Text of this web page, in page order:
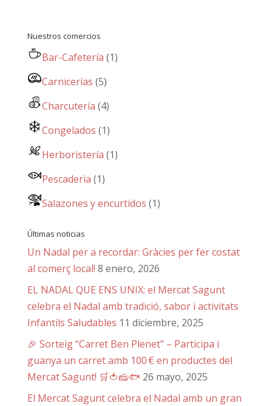
Nuestros comercios
Bar-Cafetería (1)
Carnicerías (5)
Charcutería (4)
Congelados (1)
Herboristería (1)
Pescaderia (1)
Salazones y encurtidos (1)
Últimas noticias
Un Nadal per a recordar: Gràcies per fer costat
al comerç local! 8 enero, 2026
EL NADAL QUE ENS UNIX: el Mercat Sagunt
celebra el Nadal amb tradició, sabor i activitats
Infantils Saludables 11 diciembre, 2025
🎉 Sorteig “Carret Ben Plenet” – Participa i
guanya un carret amb 100 € en productes del
Mercat Sagunt! 🛒🍅🧀🐟 26 mayo, 2025
El Mercat Sagunt celebra el Nadal amb un gran